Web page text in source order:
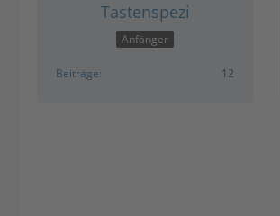
Tastenspezi
Anfänger
Beiträge 12